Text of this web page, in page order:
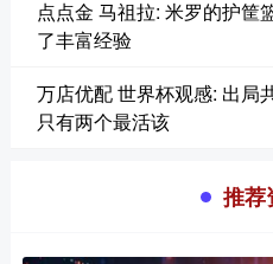
点点金 马祖拉: 米罗的护筐
了丰富经验
万店优配 世界杯观感: 出局
只有两个最活该
推荐